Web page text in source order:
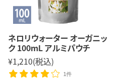
ネロリウォーター オーガニッ
ク 100mL アルミパウチ
¥1,210(税込)
1件